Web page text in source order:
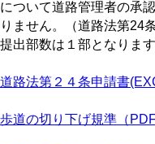
について道路管理者の承
りません。（道路法第24条
提出部数は１部となります
道路法第２４条申請書
歩道の切り下げ規準（PDF